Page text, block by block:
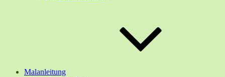
Malanleitung